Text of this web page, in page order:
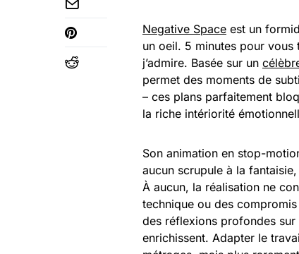
Negative Space est un
un oeil. 5 minutes pour vous
j’admire. Basée sur un
permet des moments de
– ces plans parfaitement
la riche intériorité
Son animation en stop-
aucun scrupule à la
À aucun, la réalisation ne
technique ou des
des réflexions profondes
enrichissent. Adapter le